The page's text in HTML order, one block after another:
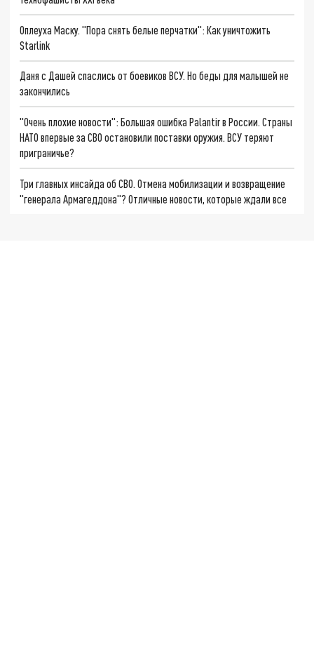
Оплеуха Маску. "Пора снять белые перчатки": Как уничтожить
Starlink
Даня с Дашей спаслись от боевиков ВСУ. Но беды для малышей не
закончились
"Очень плохие новости": Большая ошибка Palantir в России. Страны
НАТО впервые за СВО остановили поставки оружия. ВСУ теряют
приграничье?
Три главных инсайда об СВО. Отмена мобилизации и возвращение
"генерала Армагеддона"? Отличные новости, которые ждали все